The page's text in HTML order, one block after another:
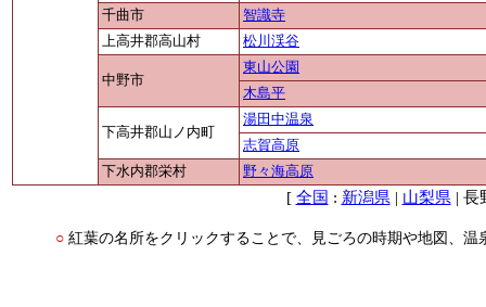
千曲市
智識寺
上高井郡高山村
松川渓谷
中野市
東山公園
木島平
下高井郡山ノ内町
湯田中温泉
志賀高原
下水内郡栄村
野々海高原
[ 全国 : 新潟県 | 山梨県 | 長
○ 紅葉の名所をクリックすることで、見ごろの時期や地図、